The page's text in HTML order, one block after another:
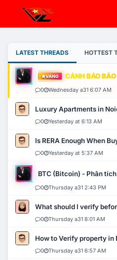
LATEST THREADS HOTTEST
VÀNG CẢNH BÁO
0 Wednesday a31 6:07 AM
Luxury Apartments in
0 Yesterday at 6:13 AM
Is RERA Enough When
0 Yesterday at 5:37 AM
BTC (Bitcoin) - Phân
0 Thursday a31 2:43 PM
What should I verify
0 Thursday a31 8:01 AM
How to Verify property in
0 Thursday a31 6:57 AM